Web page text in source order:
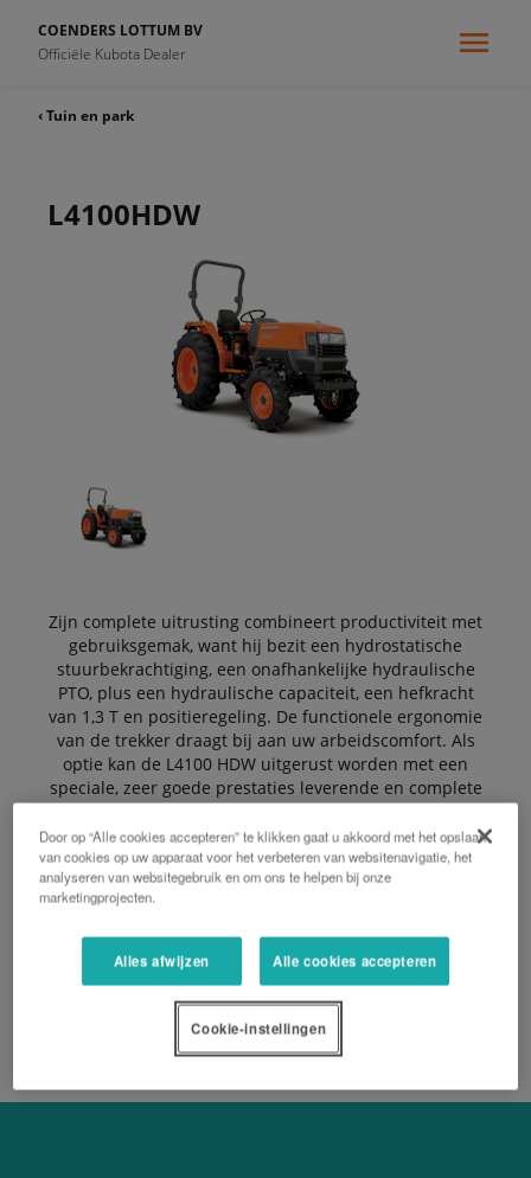
COENDERS LOTTUM BV
Officiële Kubota Dealer
‹ Tuin en park
L4100HDW
Zijn complete uitrusting combineert productiviteit met
gebruiksgemak, want hij bezit een hydrostatische
stuurbekrachtiging, een onafhankelijke hydraulische
PTO, plus een hydraulische capaciteit, een hefkracht
van 1,3 T en positieregeling. De functionele ergonomie
van de trekker draagt bij aan uw arbeidscomfort. Als
optie kan de L4100 HDW uitgerust worden met een
speciale, zeer goede prestaties leverende en complete
Kubota voorlader met een dubbel systeem voor snel
koppelen/loskoppelen van trekker/voorlader en
voorlader/werktuig.
EEN OFFERTE AANVRAGEN
Door op “Alle cookies accepteren” te klikken gaat u akkoord met het opslaan
van cookies op uw apparaat voor het verbeteren van websitenavigatie, het
analyseren van websitegebruik en om ons te helpen bij onze
marketingprojecten.
Alles afwijzen Alle cookies accepteren
Cookie-instellingen